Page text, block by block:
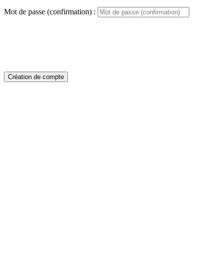
Mot de passe (confirmation) :
Création de compte